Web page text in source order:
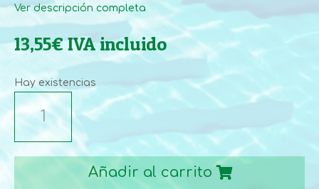
Ver descripción completa
13,55€IVA incluido
Hay existencias
401
MINORADOR
Añadir al carrito